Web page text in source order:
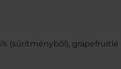
(sűrítményből),